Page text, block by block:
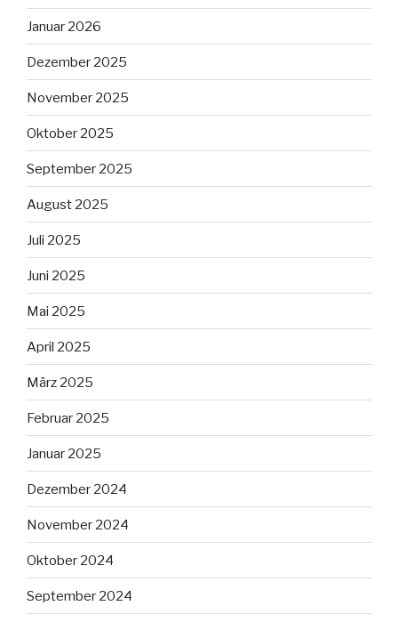
Januar 2026
Dezember 2025
November 2025
Oktober 2025
September 2025
August 2025
Juli 2025
Juni 2025
Mai 2025
April 2025
März 2025
Februar 2025
Januar 2025
Dezember 2024
November 2024
Oktober 2024
September 2024